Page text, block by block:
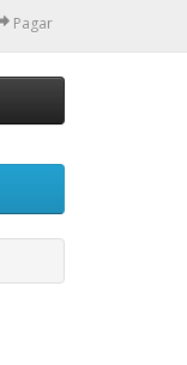
Pagar